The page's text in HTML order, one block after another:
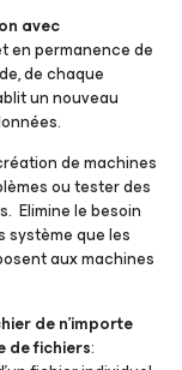
avec
en permanence de
de chaque
un nouveau
de machines
ou tester des
Elimine le besoin
système que les
aux machines
de n’importe
de fichiers: